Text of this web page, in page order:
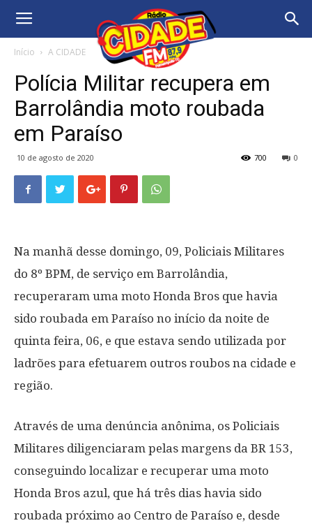
Início A CIDADE
Polícia Militar recupera em
Barrolândia moto roubada
em Paraíso
10 de agosto de 2020 0
700
Na manhã desse domingo, 09, Policiais Militares
do 8º BPM, de serviço em Barrolândia,
recuperaram uma moto Honda Bros que havia
sido roubada em Paraíso no início da noite de
quinta feira, 06, e que estava sendo utilizada por
ladrões para efetuarem outros roubos na cidade e
região.
Através de uma denúncia anônima, os Policiais
Militares diligenciaram pelas margens da BR 153,
conseguindo localizar e recuperar uma moto
Honda Bros azul, que há três dias havia sido
roubada próximo ao Centro de Paraíso e, desde